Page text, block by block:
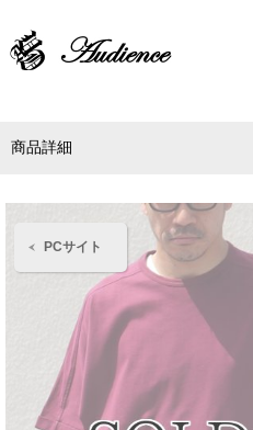
PCサイト
商品詳細